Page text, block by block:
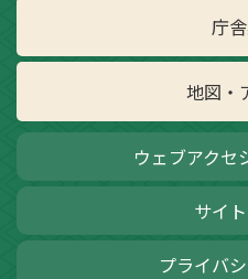
庁
地図・
ウェブアクセ
サイ
プライバ